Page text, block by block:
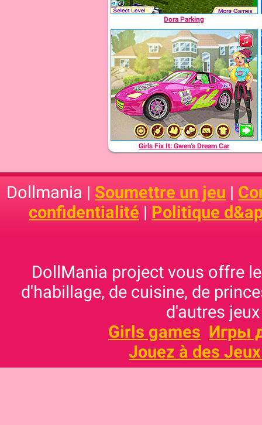
Dora Parking
Girls Fix It: Gwen's Dream Car
Dollmania | Soumettre un jeu |
confidentialité | Politique
DollMania project vous offre
d'habillage, de cuisine, de
d'autres
Girls games Игры
Jouez à des